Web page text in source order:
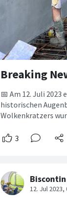
📅 Am 12. Juli 2023
historischen
Wolkenkratzers